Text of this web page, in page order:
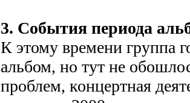
3. События периода
К этому времени группа
альбом, но тут не
проблем, концертная